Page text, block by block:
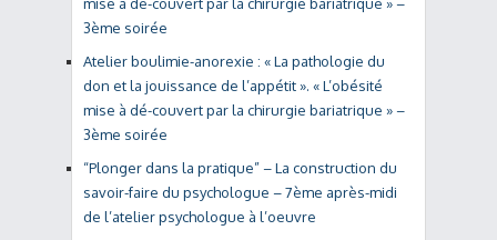
3ème soirée
Atelier boulimie-anorexie : « La pathologie du
don et la jouissance de l’appétit ». « L’obésité
mise à dé-couvert par la chirurgie bariatrique » –
3ème soirée
“Plonger dans la pratique” – La construction du
savoir-faire du psychologue – 7ème après-midi
de l’atelier psychologue à l’oeuvre